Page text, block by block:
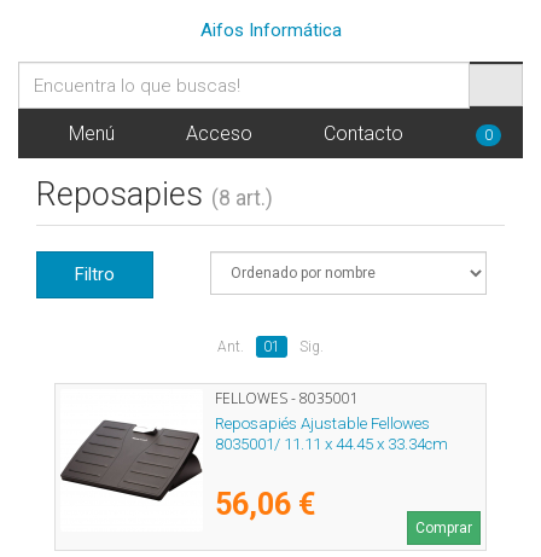
Aifos Informática
Menú Acceso Contacto 0
Reposapies (8 art.)
Filtro
Ant. 01 Sig.
FELLOWES - 8035001
Reposapiés Ajustable Fellowes
8035001/ 11.11 x 44.45 x 33.34cm
56,06 €
Comprar